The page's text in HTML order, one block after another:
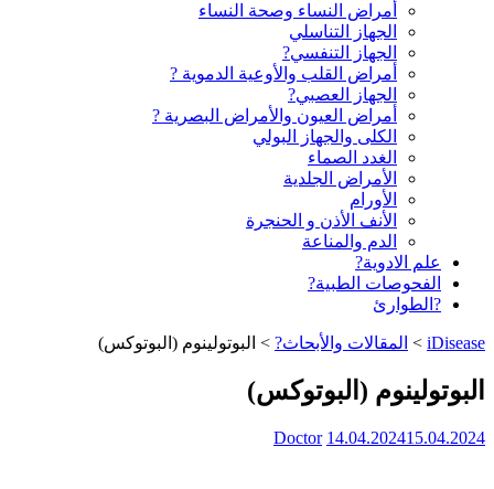
أمراض النساء وصحة النساء
الجهاز التناسلي
الجهاز التنفسي?
أمراض القلب والأوعية الدموية ?
الجهاز العصبي?
أمراض العيون والأمراض البصرية ?️
الكلى والجهاز البولي
الغدد الصماء
الأمراض الجلدية
الأورام
الأنف الأذن و الحنجرة
الدم والمناعة
علم الادوية?
الفحوصات الطبية?
?الطوارئ
iDisease
> المقالات والأبحاث? > البوتولينوم (البوتوكس)
البوتولينوم (البوتوكس)
14.04.202415.04.2024
Doctor